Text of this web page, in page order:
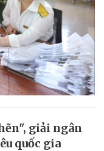
giải ngân
quốc gia